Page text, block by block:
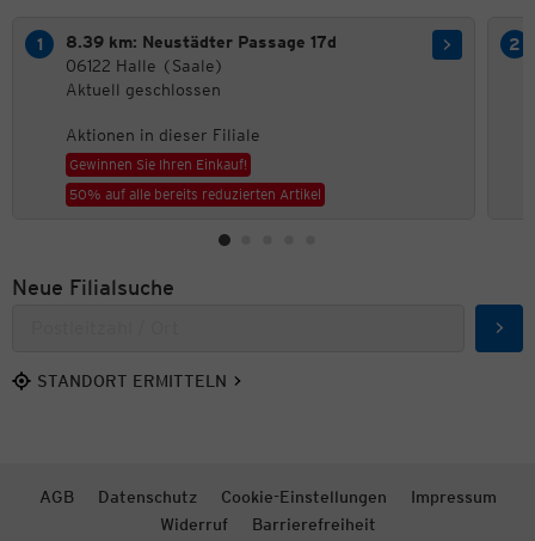
8.39 km: Neustädter Passage 17d
06122 Halle (Saale)
Aktuell geschlossen
Aktionen in dieser Filiale
Gewinnen Sie Ihren Einkauf!
50% auf alle bereits reduzierten Artikel
Neue Filialsuche
STANDORT ERMITTELN
AGB Datenschutz Cookie-Einstellungen
Impressum
Widerruf
Barrierefreiheit